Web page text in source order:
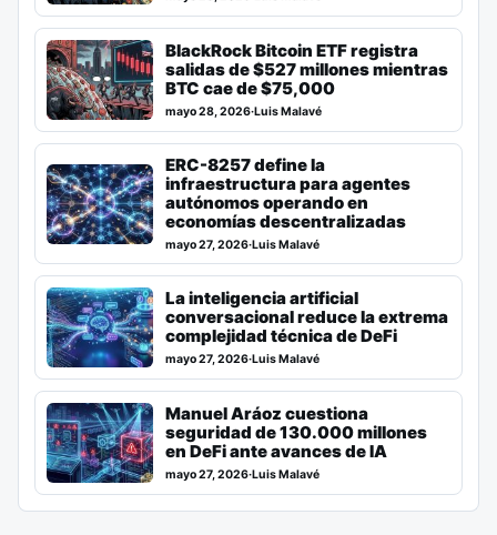
BlackRock Bitcoin ETF registra
salidas de $527 millones mientras
BTC cae de $75,000
mayo 28, 2026·Luis Malavé
ERC-8257 define la
infraestructura para agentes
autónomos operando en
economías descentralizadas
mayo 27, 2026·Luis Malavé
La inteligencia artificial
conversacional reduce la extrema
complejidad técnica de DeFi
mayo 27, 2026·Luis Malavé
Manuel Aráoz cuestiona
seguridad de 130.000 millones
en DeFi ante avances de IA
mayo 27, 2026·Luis Malavé